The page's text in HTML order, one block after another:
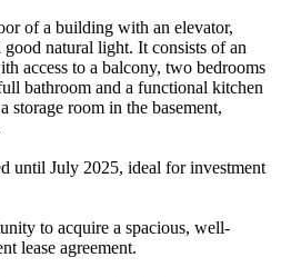
of a building with an elevator,
natural light. It consists of an
access to a balcony, two bedrooms
bathroom and a functional kitchen
storage room in the basement,
until July 2025, ideal for investment
to acquire a spacious, well-
lease agreement.